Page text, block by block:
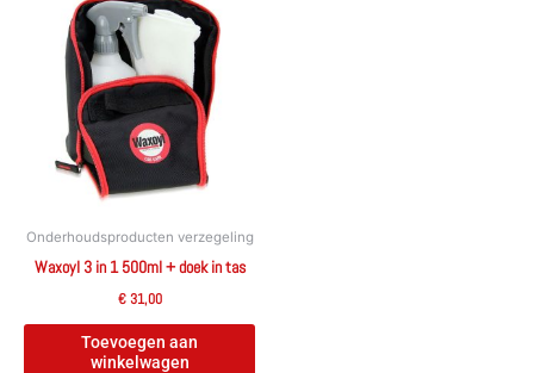
Onderhoudsproducten verzegeling
Waxoyl 3 in 1 500ml + doek in tas
€31,00
Toevoegen aan
winkelwagen